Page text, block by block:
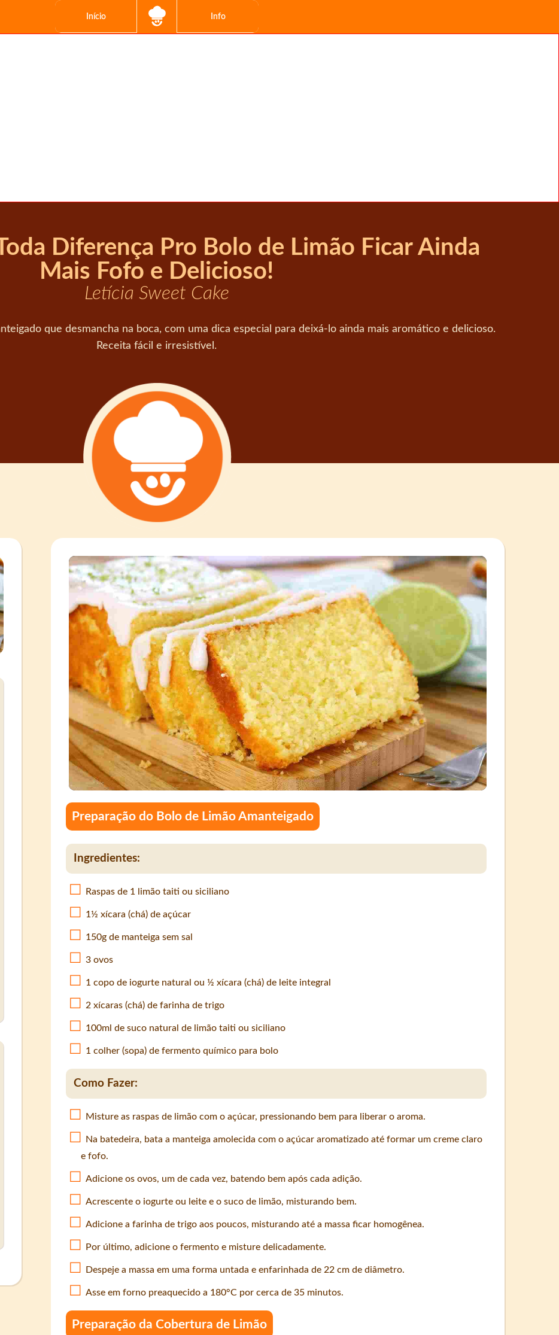
Início Info
Diferença Pro Bolo de Limão Ficar Ainda
Mais Fofo e Delicioso!
Letícia Sweet Cake
que desmancha na boca, com uma dica especial para deixá-lo ainda mais aromático e delicioso.
Receita fácil e irresistível.
Preparação do Bolo de Limão Amanteigado
Ingredientes:
Raspas de 1 limão taiti ou siciliano
1½ xícara (chá) de açúcar
150g de manteiga sem sal
3 ovos
1 copo de iogurte natural ou ½ xícara (chá) de leite integral
2 xícaras (chá) de farinha de trigo
100ml de suco natural de limão taiti ou siciliano
1 colher (sopa) de fermento químico para bolo
Como Fazer:
Misture as raspas de limão com o açúcar, pressionando bem para liberar o aroma.
Na batedeira, bata a manteiga amolecida com o açúcar aromatizado até formar um creme claro
e fofo.
Adicione os ovos, um de cada vez, batendo bem após cada adição.
Acrescente o iogurte ou leite e o suco de limão, misturando bem.
Adicione a farinha de trigo aos poucos, misturando até a massa ficar homogênea.
Por último, adicione o fermento e misture delicadamente.
Despeje a massa em uma forma untada e enfarinhada de 22 cm de diâmetro.
Asse em forno preaquecido a 180°C por cerca de 35 minutos.
Preparação da Cobertura de Limão